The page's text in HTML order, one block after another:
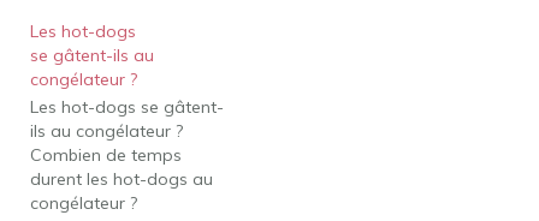
réfrigérateur pendant
environ 1 semaine après
la date de péremption
indiquée sur l'emballage
s'ils ont été correctement
conservés. Correctement
conservés, les hot-dogs
conserveront leur
Les hot-dogs
se gâtent-ils au
congélateur ?
Les hot-dogs se gâtent-
ils au congélateur ?
Combien de temps
durent les hot-dogs au
congélateur ?